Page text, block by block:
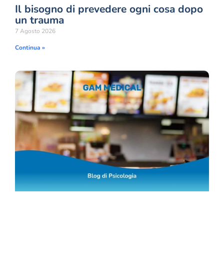
Il bisogno di prevedere ogni cosa dopo
un trauma
7 Agosto 2026
Continua »